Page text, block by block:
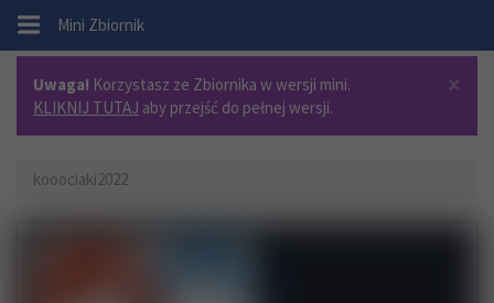
. Mini Zbiornik
×
Uwaga! Korzystasz ze Zbiornika w wersji mini.
KLIKNIJ TUTAJ aby przejść do pełnej wersji.
kooociaki2022